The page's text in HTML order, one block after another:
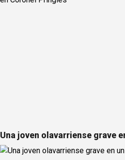
Una joven olavarriense grave